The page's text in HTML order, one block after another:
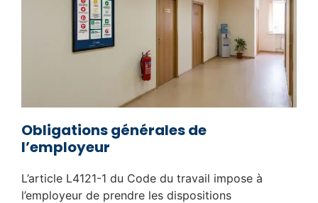
Obligations générales de
l’employeur
L’article L4121-1 du Code du travail impose à
l’employeur de prendre les dispositions